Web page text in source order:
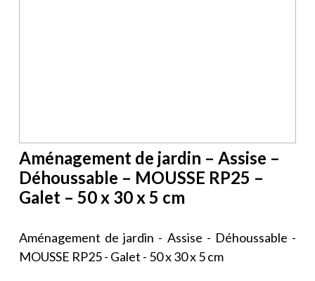
Aménagement de jardin – Assise –
Déhoussable – MOUSSE RP25 –
Galet – 50 x 30 x 5 cm
Aménagement de jardin - Assise - Déhoussable -
MOUSSE RP25 - Galet - 50 x 30 x 5 cm